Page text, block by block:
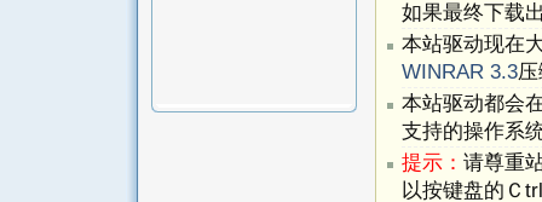
如果最终下载
本站驱动现在
WINRAR 3.3
本站驱动都会
支持的操作系
提示： 请尊重
以按键盘的Ｃ